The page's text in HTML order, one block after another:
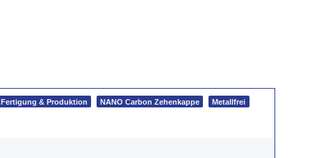
Fertigung & Produktion NANO Carbon Zehenkappe Metallfrei